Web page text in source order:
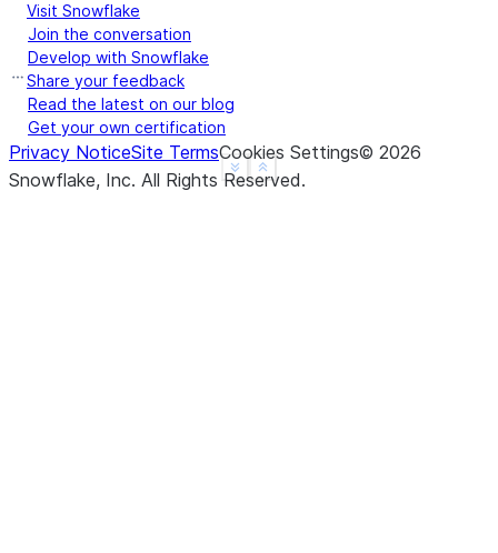
>>> a.rmod
a    0.0
b    1.0
c    NaN
d    NaN
f    NaN
dtype: float64
Show less
See more
Visit Snowflake
Join the conversation
Develop with Snowflake
Share your feedback
Read the latest on our blog
Get your own certification
Privacy NoticeSite TermsCookies Settings© 2026
Snowflake, Inc. All Rights Reserved.